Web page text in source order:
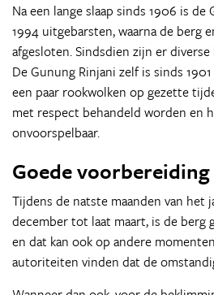
Na een lange slaap sinds 1906 is
1994 uitgebarsten, waarna de berg
afgesloten. Sindsdien zijn er
De Gunung Rinjani zelf is sinds
een paar rookwolken op gezette
met respect behandeld worden en
onvoorspelbaar.
Goede voorbereiding
Tijdens de natste maanden van het
december tot laat maart, is de berg
en dat kan ook op andere
autoriteiten vinden dat de